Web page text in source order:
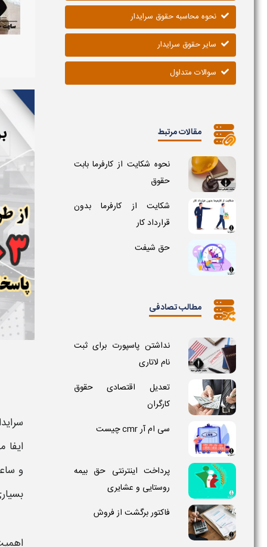
ایفا
و
نحوه محاسبه حقوق سرایدار
سایر حقوق سرایدار
سوالات متداول
مقالات مرتبط
نحوه شکایت از کارفرما بابت
حقوق
شکایت از کارفرما بدون
قرارداد کار
حق شیفت
مطالب تصادفی
نداشتن پاسپورت برای ثبت
نام لاتاری
تعدیل اقتصادی حقوق
کارگران
سی ام آر cmr چیست
پرداخت اینترنتی حق بیمه
روستایی و عشایری
فاکتور برگشت از فروش